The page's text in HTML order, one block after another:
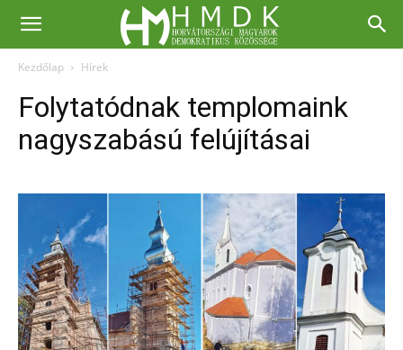
Kezdőlap Hírek
Folytatódnak templomaink
nagyszabású felújításai